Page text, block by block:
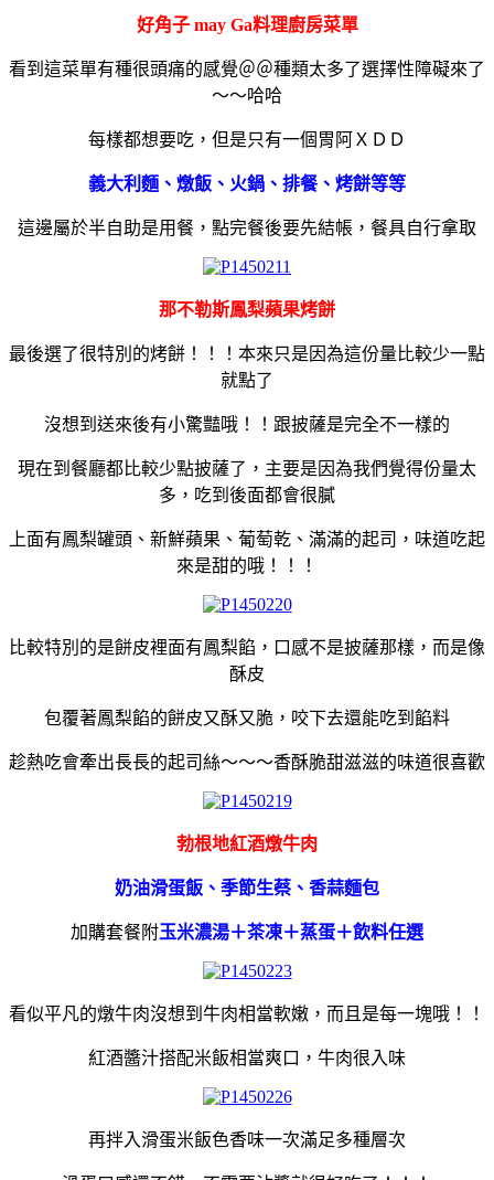
好角子 may Ga料理廚房菜單
看到這菜單有種很頭痛的感覺＠＠種類太多了選擇性障礙來了
～～哈哈
每樣都想要吃，但是只有一個胃阿ＸＤＤ
義大利麵、燉飯、火鍋、排餐、烤餅等等
這邊屬於半自助是用餐，點完餐後要先結帳，餐具自行拿取
那不勒斯鳳梨蘋果烤餅
最後選了很特別的烤餅！！！本來只是因為這份量比較少一點
就點了
沒想到送來後有小驚豔哦！！跟披薩是完全不一樣的
現在到餐廳都比較少點披薩了，主要是因為我們覺得份量太
多 ，吃到後面都會很膩
上面有鳳梨罐頭、新鮮蘋果、葡萄乾、滿滿的起司， 味道吃起
來是甜的哦！！！
比較特別的是餅皮裡面有鳳梨餡，口感不是披薩那樣，而是像
酥皮
包覆著鳳梨餡的餅皮又酥又脆，咬下去還能吃到餡料
趁熱吃會牽出長長的起司絲～～～香酥脆甜滋滋的味道很喜歡
勃根地紅酒燉牛肉
奶油滑蛋飯、季節生蔡、香蒜麵包
加購套餐附玉米濃湯＋茶凍＋蒸蛋＋飲料任選
看似平凡的燉牛肉沒想到牛肉相當軟嫩，而且是每一塊哦！！
紅酒醬汁搭配米飯相當爽口，牛肉很入味
再拌入滑蛋米飯色香味一次滿足多種層次